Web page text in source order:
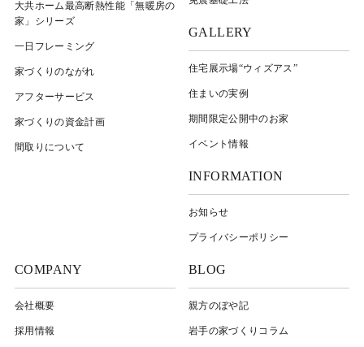
大共ホーム最高断熱性能「無暖房の
家」シリーズ
一日フレーミング
家づくりのながれ
アフターサービス
家づくりの資金計画
間取りについて
GALLERY
住宅展示場“ウィズアス”
住まいの実例
期間限定公開中のお家
イベント情報
INFORMATION
お知らせ
プライバシーポリシー
COMPANY
会社概要
採用情報
BLOG
親方のぼや記
岩⼿の家づくりコラム